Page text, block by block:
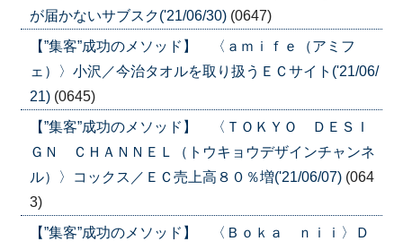
が届かないサブスク('21/06/30) (0647)
【”集客”成功のメソッド】 〈ａｍｉｆｅ（アミフ
ェ）〉小沢／今治タオルを取り扱うＥＣサイト('21/06/
21) (0645)
【”集客”成功のメソッド】 〈ＴＯＫＹＯ ＤＥＳＩ
ＧＮ ＣＨＡＮＮＥＬ（トウキョウデザインチャンネ
ル）〉コックス／ＥＣ売上高８０％増('21/06/07) (064
3)
【”集客”成功のメソッド】 〈Ｂｏｋａ ｎｉｉ〉Ｄ